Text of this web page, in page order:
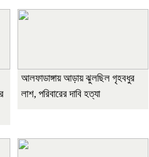
আলফাডাঙ্গায় আড়ায় ঝুলছিল গৃহবধুর
লাশ, পরিবারের দাবি হত্যা